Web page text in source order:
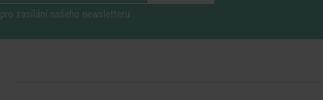
pro zasílání našeho newsletteru